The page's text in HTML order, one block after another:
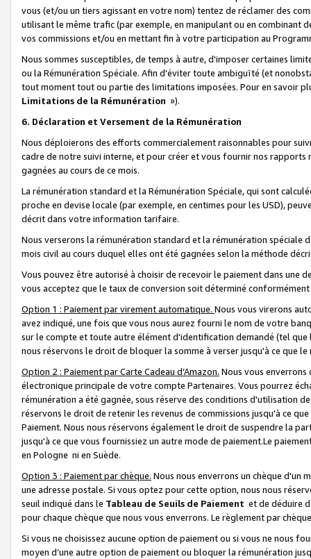
vous (et/ou un tiers agissant en votre nom) tentez de réclamer des
utilisant le même trafic (par exemple, en manipulant ou en combinant
vos commissions et/ou en mettant fin à votre participation au
Nous sommes susceptibles, de temps à autre, d'imposer certaines
ou la Rémunération Spéciale. Afin d'éviter toute ambiguïté (et
tout moment tout ou partie des limitations imposées. Pour en savoir
Limitations de la Rémunération »).
6. Déclaration et Versement de la Rémunération
Nous déploierons des efforts commercialement raisonnables pour
cadre de notre suivi interne, et pour créer et vous fournir nos
gagnées au cours de ce mois.
La rémunération standard et la Rémunération Spéciale, qui sont
proche en devise locale (par exemple, en centimes pour les USD),
décrit dans votre information tarifaire.
Nous verserons la rémunération standard et la rémunération spéciale
mois civil au cours duquel elles ont été gagnées selon la méthode
Vous pouvez être autorisé à choisir de recevoir le paiement dans une
vous acceptez que le taux de conversion soit déterminé
Option 1 : Paiement par virement automatique. Nous vous virerons
avez indiqué, une fois que vous nous aurez fourni le nom de votre
sur le compte et toute autre élément d'identification demandé (tel que
nous réservons le droit de bloquer la somme à verser jusqu'à ce que
Option 2 : Paiement par Carte Cadeau d’Amazon. Nous vous
électronique principale de votre compte Partenaires. Vous pourrez
rémunération a été gagnée, sous réserve des conditions d'utilisation
réservons le droit de retenir les revenus de commissions jusqu'à ce
Paiement. Nous nous réservons également le droit de suspendre la
jusqu'à ce que vous fournissiez un autre mode de paiement.Le
en Pologne ni en Suède.
Option 3 : Paiement par chèque. Nous nous enverrons un chèque d'un
une adresse postale. Si vous optez pour cette option, nous nous
seuil indiqué dans le Tableau de Seuils de Paiement et de déduire
pour chaque chèque que nous vous enverrons. Le règlement par
Si vous ne choisissez aucune option de paiement ou si vous ne nous
moyen d’une autre option de paiement ou bloquer la rémunération